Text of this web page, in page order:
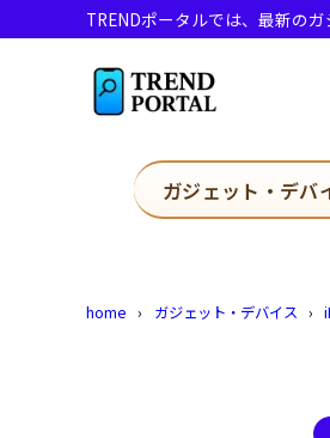
TRENDポータルでは、最新の
ガジェット・デバ
home ガジェット・デバイス